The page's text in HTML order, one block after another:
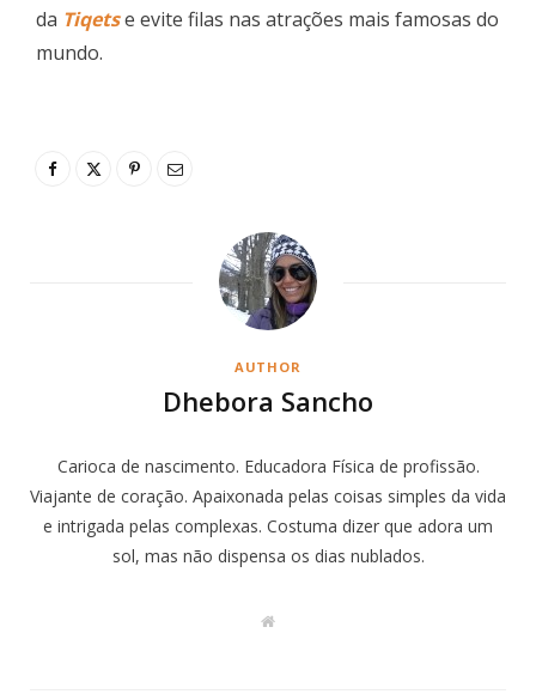
da Tiqetse evite filas nas atrações mais famosas do
mundo.
AUTHOR
Dhebora Sancho
Carioca de nascimento. Educadora Física de profissão.
Viajante de coração. Apaixonada pelas coisas simples da vida
e intrigada pelas complexas. Costuma dizer que adora um
sol, mas não dispensa os dias nublados.
W